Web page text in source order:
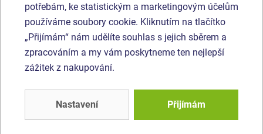
Podobnézboží
Produkt - OPD-8101K-10
Opičí dráha Síť -
celokovová (v.p. 1 m)
Novinka
Produkt - OPD-8105K-10
Opičí dráha Ručkovací
Novinka
potřebám, ke statistickým a marketingovým účelům
používáme soubory cookie. Kliknutím na tlačítko
„Přijímám“ nám udělíte souhlas s jejich sběrem a
zpracováním a my vám poskytneme ten nejlepší
zážitek z nakupování.
Nastavení Přijímám